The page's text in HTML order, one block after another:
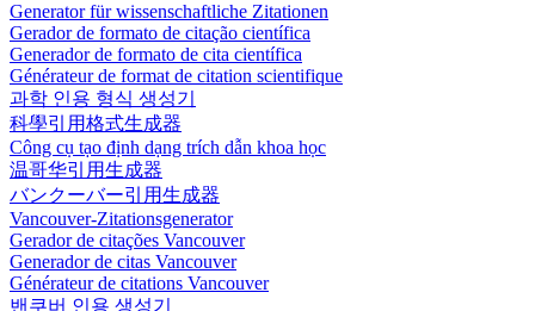
Generator für wissenschaftliche Zitationen
Gerador de formato de citação científica
Generador de formato de cita científica
Générateur de format de citation scientifique
과학 인용 형식 생성기
科學引用格式生成器
Công cụ tạo định dạng trích dẫn khoa học
温哥华引用生成器
バンクーバー引用生成器
Vancouver-Zitationsgenerator
Gerador de citações Vancouver
Generador de citas Vancouver
Générateur de citations Vancouver
밴쿠버 인용 생성기